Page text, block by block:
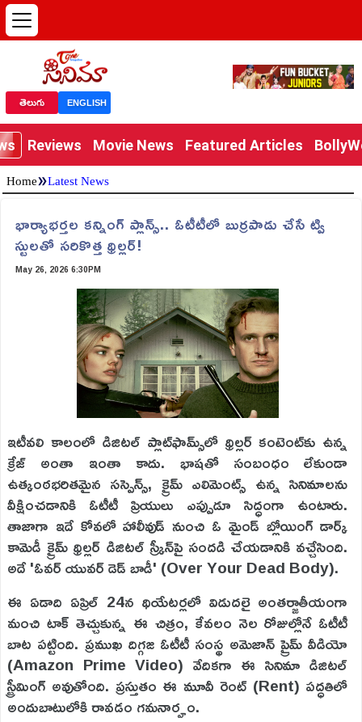
తెలుగు ENGLISH
Reviews Movie News Featured Articles
Home»Latest News
భార్యాభర్తల కన్నింగ్ ప్లాన్స్.. ఓటీటీలో బుర్రపాడు చేసే ట్వి
స్టులతో సరికొత్త థ్రిల్లర్!
May 26, 2026 6:30PM
ఇటీవలి కాలంలో డిజిటల్ ప్లాట్‌ఫామ్స్‌లో థ్రిల్లర్ కంటెంట్‌కు ఉన్న
క్రేజ్ అంతా ఇంతా కాదు. భాషతో సంబంధం లేకుండా
ఉత్కంఠభరితమైన సస్పెన్స్, క్రైమ్ ఎలిమెంట్స్ ఉన్న సినిమాలను
వీక్షించడానికి ఓటీటీ ప్రియులు ఎప్పుడూ సిద్ధంగా ఉంటారు.
తాజాగా ఇదే కోవలో హాలీవుడ్ నుంచి ఓ మైండ్ బ్లోయింగ్ డార్క్
కామెడీ క్రైమ్ థ్రిల్లర్ డిజిటల్ స్క్రీన్‌పై సందడి చేయడానికి వచ్చేసింది.
అదే 'ఓవర్ యువర్ డెడ్ బాడీ' (Over Your Dead Body).
ఈ ఏడాది ఏప్రిల్ 24న థియేటర్లలో విడుదలై అంతర్జాతీయంగా
మంచి టాక్ తెచ్చుకున్న ఈ చిత్రం, కేవలం నెల రోజుల్లోనే ఓటీటీ
బాట పట్టింది. ప్రముఖ దిగ్గజ ఓటీటీ సంస్థ అమెజాన్ ప్రైమ్ వీడియో
(Amazon Prime Video) వేదికగా ఈ సినిమా డిజిటల్
స్ట్రీమింగ్ అవుతోంది. ప్రస్తుతం ఈ మూవీ రెంట్ (Rent) పద్ధతిలో
అందుబాటులోకి రావడం గమనార్హం.